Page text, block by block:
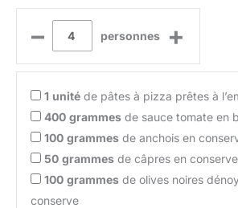
– personnes +
1 unité de pâtes à pizza prêtes à
400 grammes de sauce tomate en
100 grammes de anchois en
50 grammes de câpres en conserve
100 grammes de olives noires
conserve